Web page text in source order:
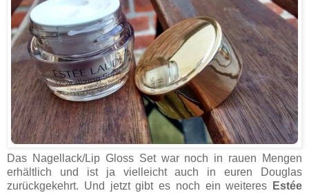
Das Nagellack/Lip Gloss Set war noch in rauen Mengen
erhältlich und ist ja vielleicht auch in euren Douglas
zurückgekehrt. Und jetzt gibt es noch ein weiteres
Estée